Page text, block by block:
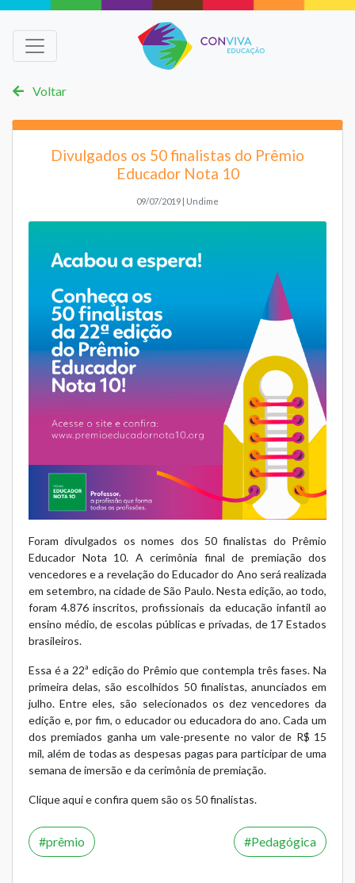
Voltar
Divulgados os 50 finalistas do Prêmio
Educador Nota 10
09/07/2019 | Undime
Foram divulgados os nomes dos 50 finalistas do Prêmio
Educador Nota 10. A cerimônia final de premiação dos
vencedores e a revelação do Educador do Ano será realizada
em setembro, na cidade de São Paulo. Nesta edição, ao todo,
foram 4.876 inscritos, profissionais da educação infantil ao
ensino médio, de escolas públicas e privadas, de 17 Estados
brasileiros.
Essa é a 22ª edição do Prêmio que contempla três fases. Na
primeira delas, são escolhidos 50 finalistas, anunciados em
julho. Entre eles, são selecionados os dez vencedores da
edição e, por fim, o educador ou educadora do ano. Cada um
dos premiados ganha um vale-presente no valor de R$ 15
mil, além de todas as despesas pagas para participar de uma
semana de imersão e da cerimônia de premiação.
Clique aquie confira quem são os 50 finalistas.
prêmio Pedagógica